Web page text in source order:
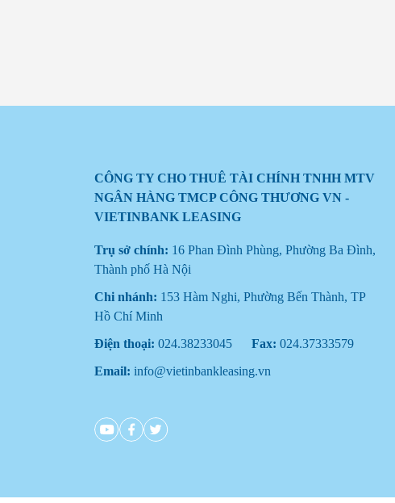
CÔNG TY CHO THUÊ TÀI CHÍNH TNHH MTV
NGÂN HÀNG TMCP CÔNG THƯƠNG VN -
VIETINBANK LEASING
Trụ sở chính: 16 Phan Đình Phùng, Phường Ba Đình,
Thành phố Hà Nội
Chi nhánh: 153 Hàm Nghi, Phường Bến Thành, TP
Hồ Chí Minh
Điện thoại: 024.38233045 Fax: 024.37333579
Email: info@vietinbankleasing.vn